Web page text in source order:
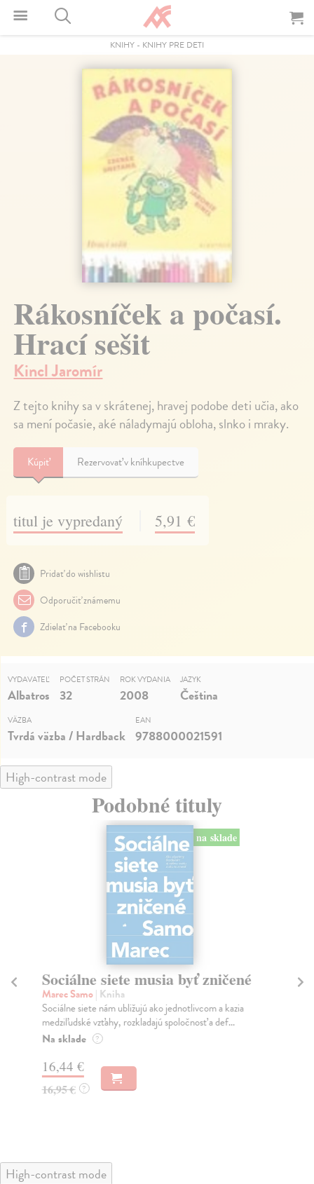
KNIHY - KNIHY PRE DETI
Rákosníček a počasí.
Hrací sešit
Kincl Jaromír
Z tejto knihy sa v skrátenej, hravej podobe deti učia, ako
sa mení počasie, aké náladymajú obloha, slnko i mraky.
Kúpiť Rezervovať v kníhkupectve
titul je vypredaný 5,91 €
Pridať do wishlistu
Odporučiť známemu
Zdielať na Facebooku
VYDAVATEĽ
Albatros
POČET STRÁN
32
ROK VYDANIA
2008
JAZYK
Čeština
VÄZBA
Tvrdá väzba / Hardback
EAN
9788000021591
High-contrast mode
Podobné tituly
na sklade
Sociálne siete musia byť zničené
Marec Samo| Kniha
Sociálne siete nám ubližujú ako jednotlivcom a kazia
medziľudské vzťahy, rozkladajú spoločnosť a def...
Na sklade ?
16,44 €
16,95 € ?
High-contrast mode